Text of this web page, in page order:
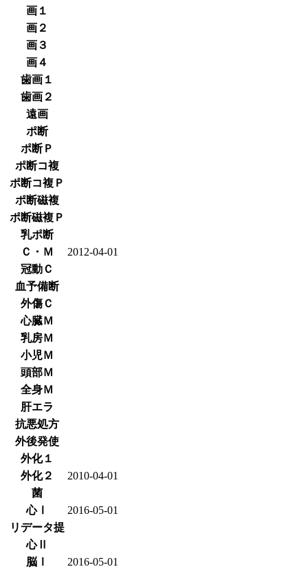
画１
画２
画３
画４
歯画１
歯画２
遠画
ポ断
ポ断Ｐ
ポ断コ複
ポ断コ複Ｐ
ポ断磁複
ポ断磁複Ｐ
乳ポ断
Ｃ・Ｍ
2012-04-01
冠動Ｃ
血予備断
外傷Ｃ
心臓Ｍ
乳房Ｍ
小児Ｍ
頭部Ｍ
全身Ｍ
肝エラ
抗悪処方
外後発使
外化１
外化２
2010-04-01
菌
心Ⅰ
2016-05-01
リデータ提
心Ⅱ
脳Ⅰ
2016-05-01